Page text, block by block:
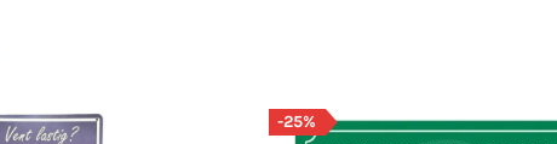
-25%